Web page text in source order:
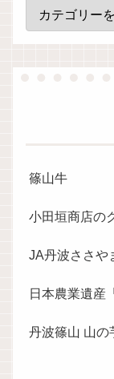
篠山牛
小田垣商店の
JA丹波ささや
日本農業遺産
丹波篠山 山の